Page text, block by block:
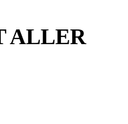
ALLER